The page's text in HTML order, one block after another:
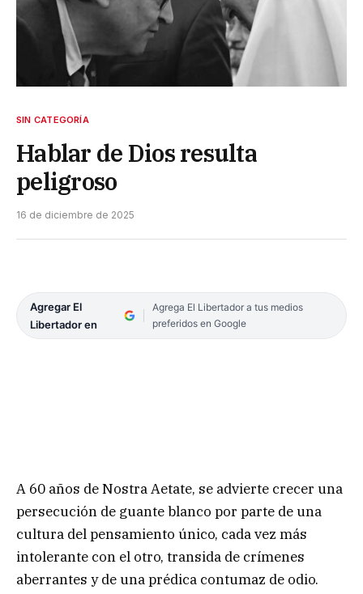
SIN CATEGORÍA
Hablar de Dios resulta
peligroso
16 de diciembre de 2025
Agregar El
Libertador en
Agrega El Libertador a tus medios
preferidos en Google
A 60 años de Nostra Aetate, se advierte crecer una
persecución de guante blanco por parte de una
cultura del pensamiento único, cada vez más
intolerante con el otro, transida de crímenes
aberrantes y de una prédica contumaz de odio.